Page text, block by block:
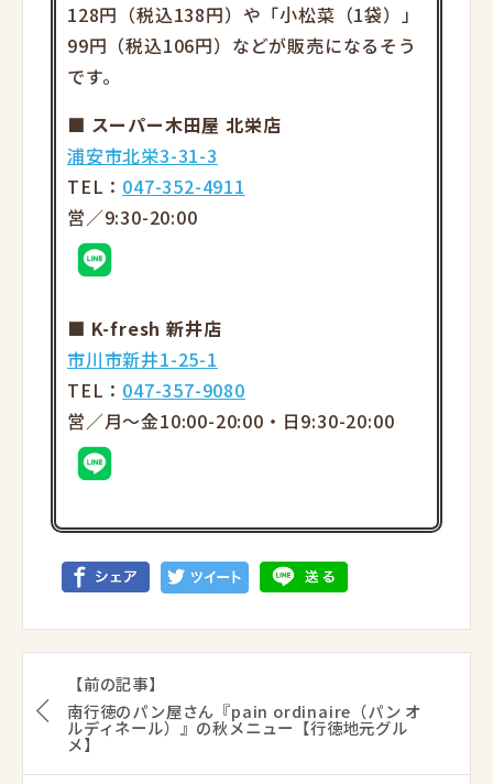
128円（税込138円）や「小松菜（1袋）」
99円（税込106円）などが販売になるそう
です。
■ スーパー木田屋 北栄店
浦安市北栄3-31-3
TEL： 047-352-4911
営／9:30-20:00
■ K-fresh 新井店
市川市新井1-25-1
TEL： 047-357-9080
営／月～金10:00-20:00・日9:30-20:00
【前の記事】
南行徳のパン屋さん『pain ordinaire（パン オ
ルディネール）』の秋メニュー【行徳地元グル
メ】